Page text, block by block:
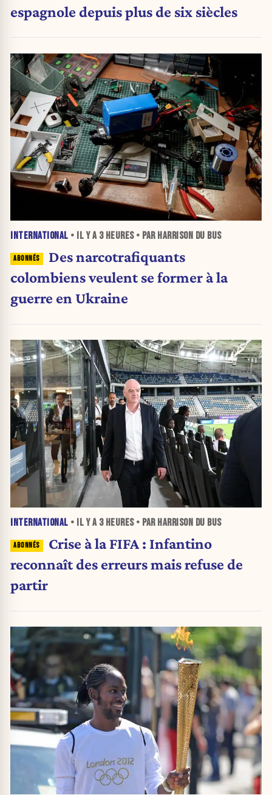
espagnole depuis plus de six siècles
INTERNATIONAL • IL Y A 3 HEURES• PAR HARRISON DU BUS
Des narcotrafiquants
colombiens veulent se former à la
guerre en Ukraine
INTERNATIONAL • IL Y A 3 HEURES• PAR HARRISON DU BUS
Crise à la FIFA : Infantino
reconnaît des erreurs mais refuse de
partir